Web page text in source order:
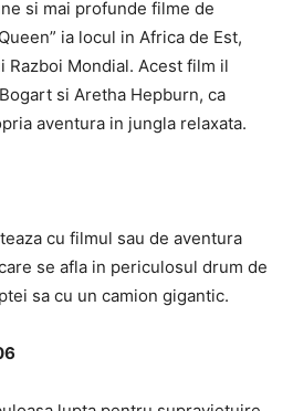
si mai profunde filme de
ia locul in Africa de Est,
Mondial. Acest film il
si Aretha Hepburn, ca
aventura in jungla relaxata.
cu filmul sau de aventura
se afla in periculosul drum de
sa cu un camion gigantic.